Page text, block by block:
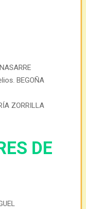
BEGOÑA
ZORRILLA
DE